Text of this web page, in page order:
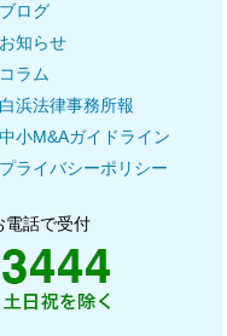
ブログ
お知らせ
コラム
白浜法律事務所報
中小M&Aガイドライン
プライバシーポリシー
電話で受付